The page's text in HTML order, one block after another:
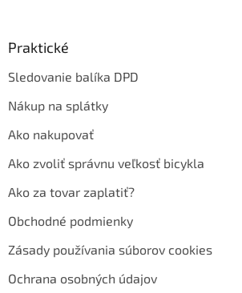
Praktické
Sledovanie balíka DPD
Nákup na splátky
Ako nakupovať
Ako zvoliť správnu veľkosť bicykla
Ako za tovar zaplatiť?
Obchodné podmienky
Zásady používania súborov cookies
Ochrana osobných údajov